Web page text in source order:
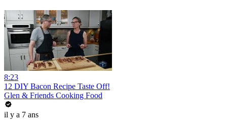
8:23
12 DIY Bacon Recipe Taste Off!
Glen & Friends Cooking Food
il y a 7 ans